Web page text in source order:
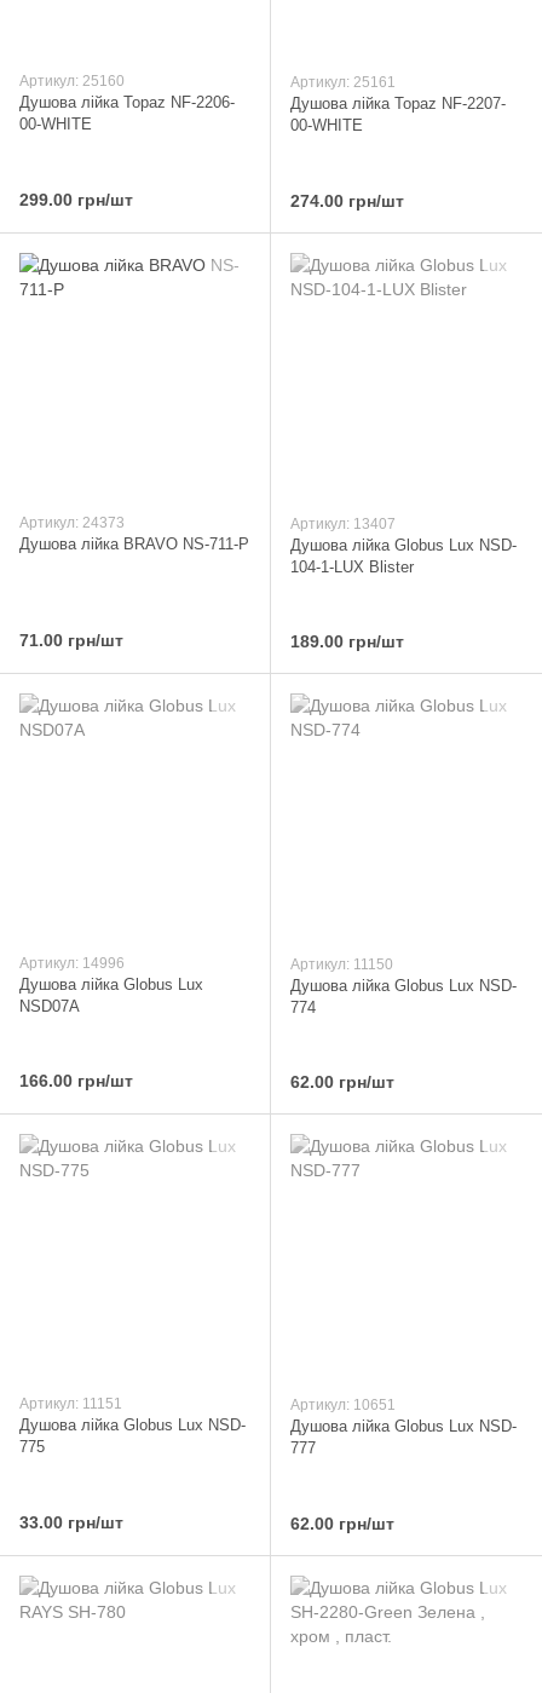
Артикул: 25160
Душова лійка Topaz NF-2206-
00-WHITE
299.00 грн/шт
Артикул: 25161
Душова лійка Topaz NF-2207-
00-WHITE
274.00 грн/шт
Артикул: 24373
Душова лійка BRAVO NS-711-P
71.00 грн/шт
Артикул: 13407
Душова лійка Globus Lux NSD-
104-1-LUX Blister
189.00 грн/шт
Артикул: 14996
Душова лійка Globus Lux
NSD07A
166.00 грн/шт
Артикул: 11150
Душова лійка Globus Lux NSD-
774
62.00 грн/шт
Артикул: 11151
Душова лійка Globus Lux NSD-
775
33.00 грн/шт
Артикул: 10651
Душова лійка Globus Lux NSD-
777
62.00 грн/шт